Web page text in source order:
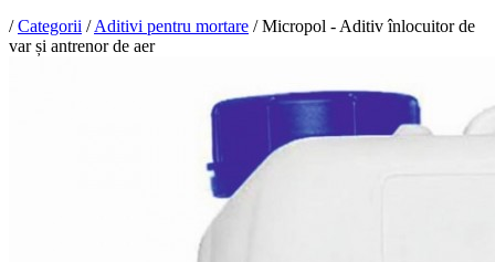
/Categorii /Aditivi pentru mortare / Micropol - Aditiv înlocuitor de
var și antrenor de aer